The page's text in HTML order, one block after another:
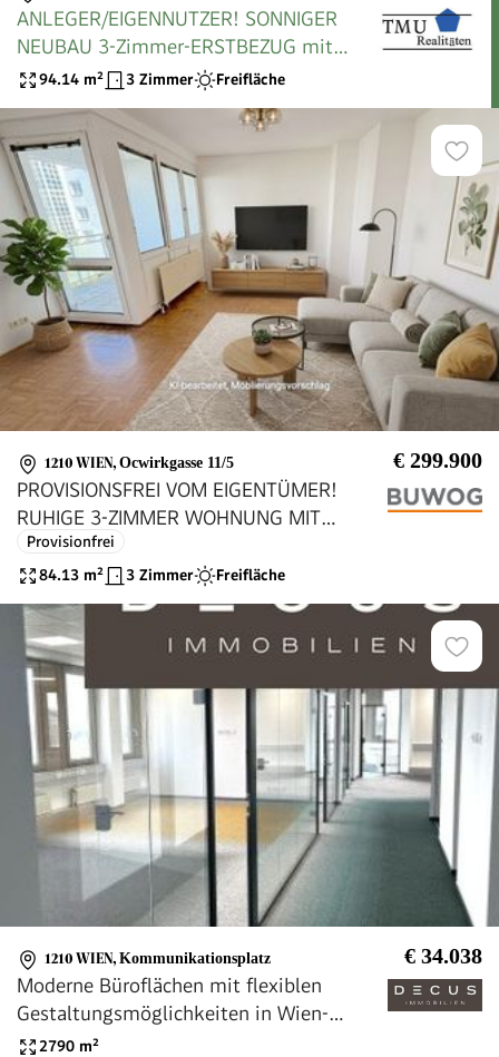
ANLEGER/EIGENNUTZER! SONNIGER
NEUBAU 3-Zimmer-ERSTBEZUG mit
Terrasse im 4. OG! Top 1/27
94.14 m² 3 Zimmer Freifläche
1210 WIEN, Ocwirkgasse 11/5 € 299.900
PROVISIONSFREI VOM EIGENTÜMER!
RUHIGE 3-ZIMMER WOHNUNG MIT
LOGGIA BEIM MARCHFELDKANAL!
Provisionfrei
84.13 m² 3 Zimmer Freifläche
1210 WIEN, Kommunikationsplatz € 34.038
Moderne Büroflächen mit flexiblen
Gestaltungsmöglichkeiten in Wien-
Strebersdorf
2790 m²